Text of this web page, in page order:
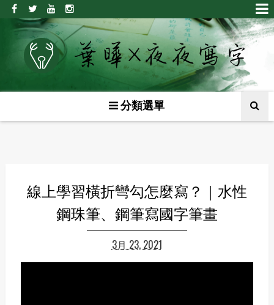
分類選單
線上學習橫折彎勾怎麼寫？｜水性
鋼珠筆、鋼筆寫國字筆畫
3月 23, 2021